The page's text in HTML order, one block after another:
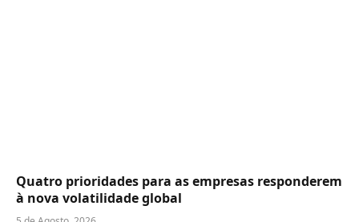
Quatro prioridades para as empresas responderem
à nova volatilidade global